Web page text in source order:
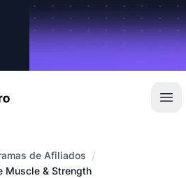
de Afiliados /
Muscle & Strength